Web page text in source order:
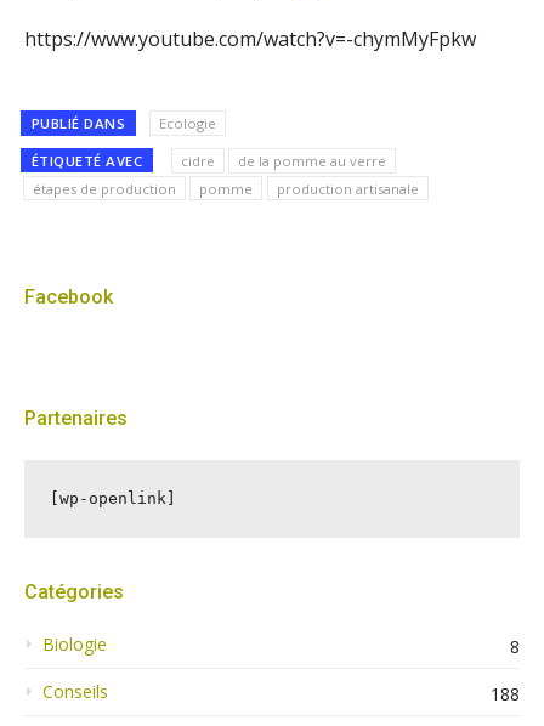
https://www.youtube.com/watch?v=-chymMyFpkw
PUBLIÉ DANS Ecologie
ÉTIQUETÉ AVEC cidre
de la pomme au verre
étapes de production
pomme production artisanale
Facebook
Partenaires
[wp-openlink]
Catégories
Biologie
8
Conseils
188